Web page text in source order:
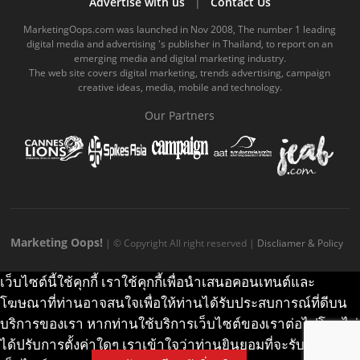
o
o
k
c
o
b
e
.
o
m
e
g
r
a
.
k
.
c
m
MarketingOops.com was launched in Nov 2008, The number 1 leading
digital media and advertising 's publisher in Thailand, to report on an
emerging media and digital marketing industry.
The web site covers digital marketing, trends advertising, campaign
creative ideas, media, mobile and technology.
Our Partners
Marketing Oops! | © Copyright All right reserved | Discliamer & Policy
เว็บไซต์นี้ใช้คุกกี้ เราใช้คุกกี้เพื่อนำเสนอคอนเทนต์และ
โฆษณาที่ท่านอาจสนใจเพื่อให้ท่านได้รับประสบการณ์ที่ดีบน
บริการของเรา หากท่านใช้บริการเว็บไซต์ของเราต่อไปโดยไม่
ได้ปรับการตั้งค่าใดๆ เราเข้าใจว่าท่านยินยอมที่จะรับคุกกี้บน